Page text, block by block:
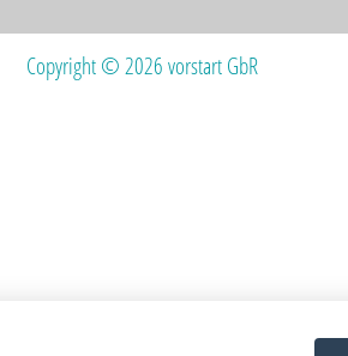
Copyright © 2026 vorstart GbR